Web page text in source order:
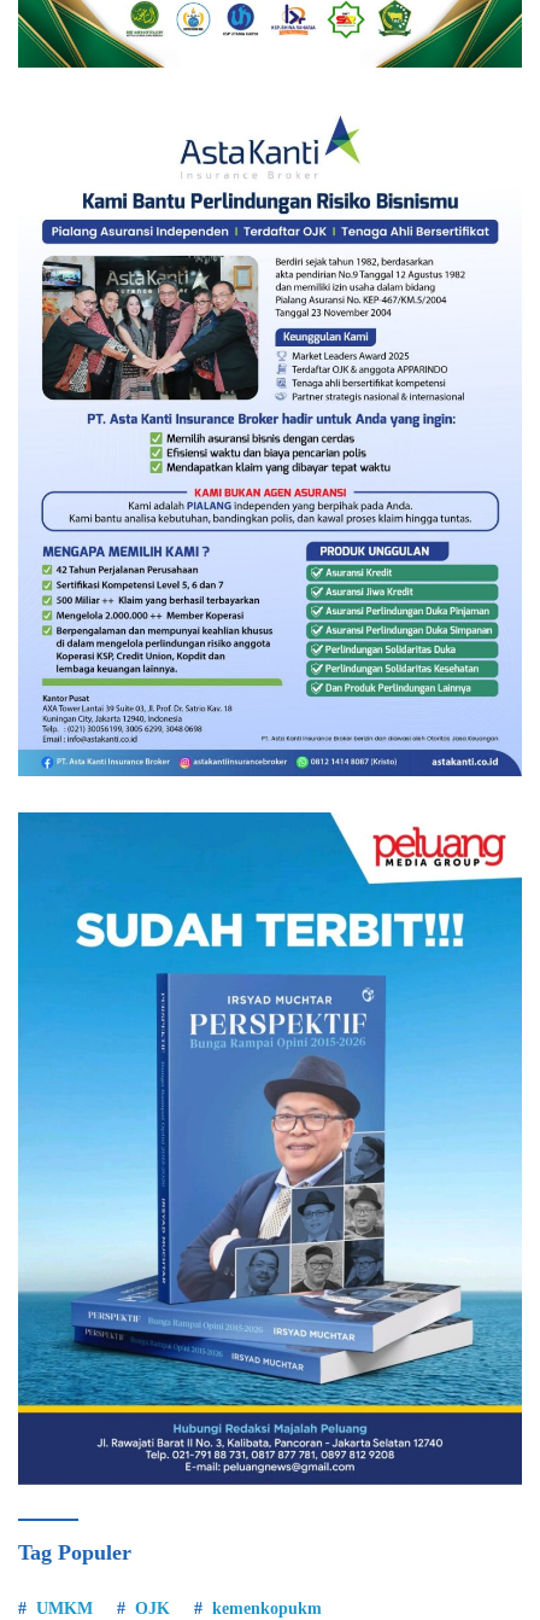
Tag Populer
UMKM OJK kemenkopukm